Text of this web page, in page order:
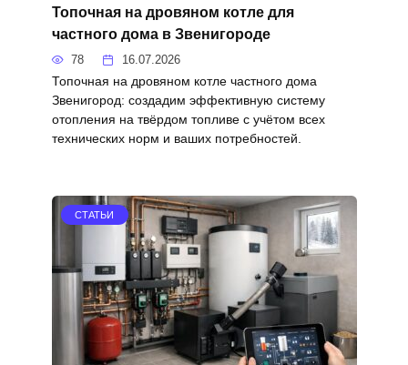
Топочная на дровяном котле для
частного дома в Звенигороде
78 16.07.2026
Топочная на дровяном котле частного дома
Звенигород: создадим эффективную систему
отопления на твёрдом топливе с учётом всех
технических норм и ваших потребностей.
СТАТЬИ